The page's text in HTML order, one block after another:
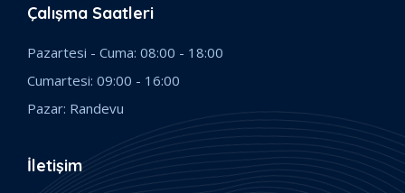
Çalışma Saatleri
Pazartesi - Cuma: 08:00 - 18:00
Cumartesi: 09:00 - 16:00
Pazar: Randevu
İletişim